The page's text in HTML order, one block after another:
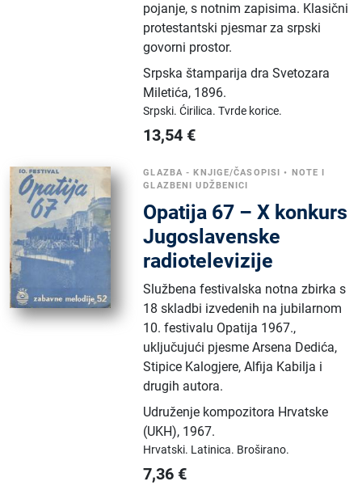
pojanje, s notnim zapisima. Klasični
protestantski pjesmar za srpski
govorni prostor.
Srpska štamparija dra Svetozara
Miletića, 1896.
Srpski.Ćirilica.Tvrde korice.
13,54 €
GLAZBA - KNJIGE/ČASOPISI • NOTE I
GLAZBENI UDŽBENICI
Opatija 67 – X konkurs
Jugoslavenske
radiotelevizije
Službena festivalska notna zbirka s
18 skladbi izvedenih na jubilarnom
10. festivalu Opatija 1967.,
uključujući pjesme Arsena Dedića,
Stipice Kalogjere, Alfija Kabilja i
drugih autora.
Udruženje kompozitora Hrvatske
(UKH), 1967.
Hrvatski. Latinica. Broširano.
7,36 €